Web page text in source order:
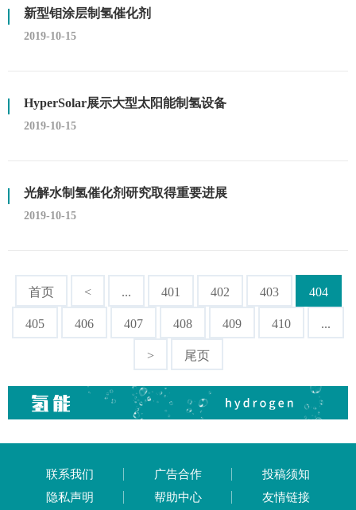
新型钼涂层制氢催化剂
2019-10-15
HyperSolar展示大型太阳能制氢设备
2019-10-15
光解水制氢催化剂研究取得重要进展
2019-10-15
首页 < ... 401 402 403 404
405 406 407 408 409 410 ...
> 尾页
联系我们 广告合作
投稿须知
隐私声明
帮助中心 友情链接